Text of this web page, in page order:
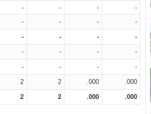
- - -
-
- - - -
- - - -
- - - -
- - - -
2 2 .000 .000
2 2 .000 .000